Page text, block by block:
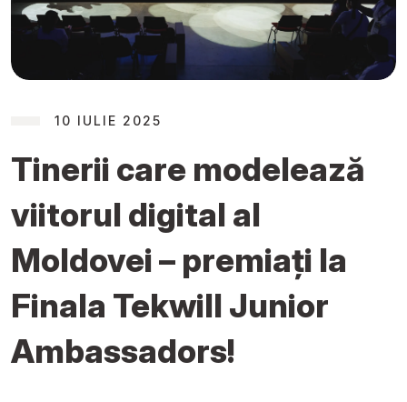
10 IULIE 2025
Tinerii care modelează
viitorul digital al
Moldovei – premiați la
Finala Tekwill Junior
Ambassadors!